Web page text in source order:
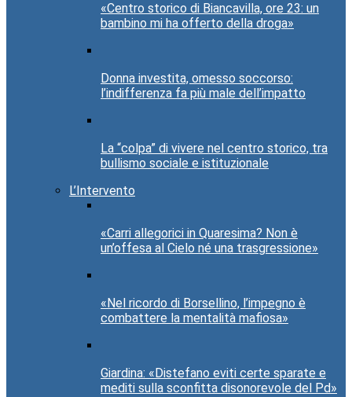
«Centro storico di Biancavilla, ore 23: un
bambino mi ha offerto della droga»
Donna investita, omesso soccorso:
l’indifferenza fa più male dell’impatto
La “colpa” di vivere nel centro storico, tra
bullismo sociale e istituzionale
L’Intervento
«Carri allegorici in Quaresima? Non è
un’offesa al Cielo né una trasgressione»
«Nel ricordo di Borsellino, l’impegno è
combattere la mentalità mafiosa»
Giardina: «Distefano eviti certe sparate e
mediti sulla sconfitta disonorevole del Pd»